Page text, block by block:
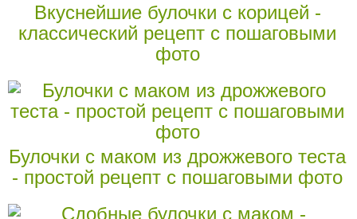
Вкуснейшие булочки с корицей -
классический рецепт с пошаговыми
фото
Булочки с маком из дрожжевого теста
- простой рецепт с пошаговыми фото